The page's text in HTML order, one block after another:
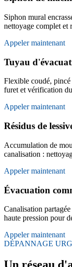
Siphon mural
nettoyage complet et
Appeler maintenant
Tuyau
Flexible coudé, pincé
furet et vérification
Appeler maintenant
Résidus de
Accumulation de
canalisation :
Appeler maintenant
Évacuation
Canalisation
haute pression pour
Appeler maintenant
DÉPANNAGE